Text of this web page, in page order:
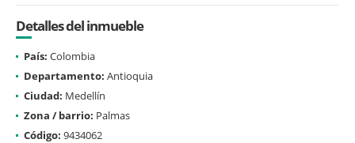
Detalles del inmueble
País: Colombia
Departamento: Antioquia
Ciudad: Medellín
Zona / barrio: Palmas
Código: 9434062